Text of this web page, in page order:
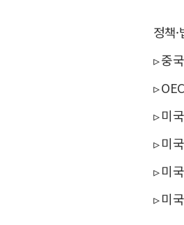
정책·
▹ 중
▹
▹ 미
▹ 미
▹ 미
▹ 미